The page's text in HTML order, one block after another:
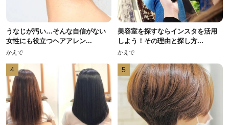
うなじが汚い…そんな自信がない
女性にも役立つヘアアレン...
かえで
美容室を探すならインスタを活用
しよう！その理由と探し方...
かえで
4 5